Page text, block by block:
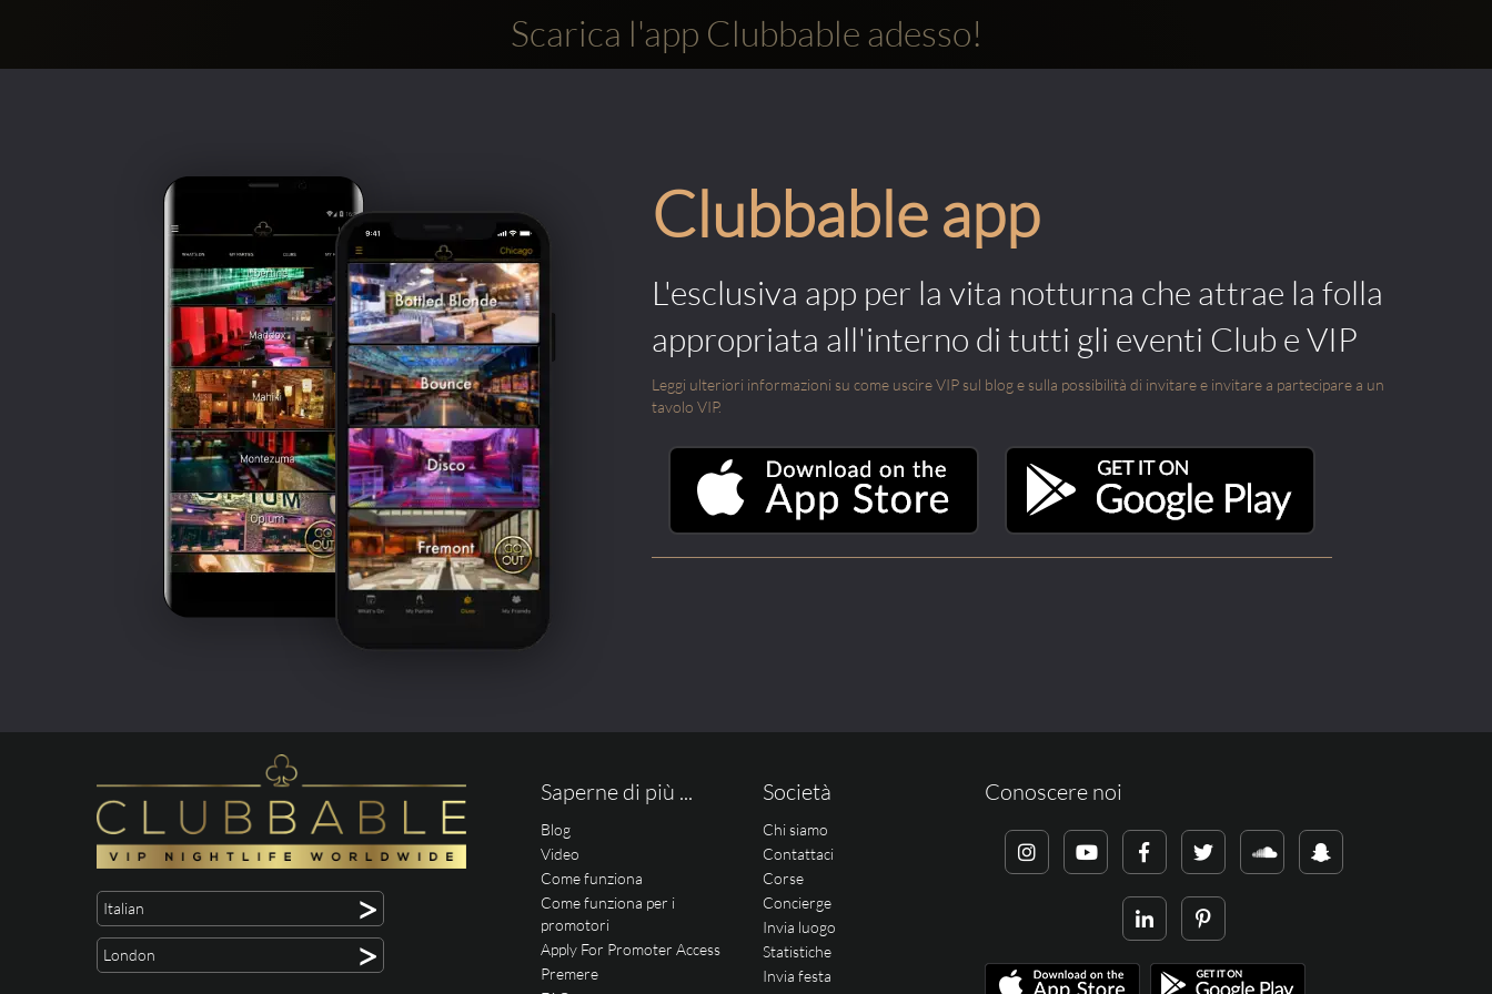
Scarica l'app Clubbable adesso!
Clubbable app
L'esclusiva app per la vita notturna che attrae la folla
appropriata all'interno di tutti gli eventi Club e VIP
Leggi ulteriori informazioni su come uscire VIP sul blog e sulla possibilità di invitare e invitare a partecipare a un
tavolo VIP.
Italian >
London >
Saperne di più ...
Blog
Video
Come funziona
Come funziona per i
promotori
Apply For Promoter Access
Premere
Società
Chi siamo
Contattaci
Corse
Concierge
Invia luogo
Statistiche
Invia festa
Conoscere noi